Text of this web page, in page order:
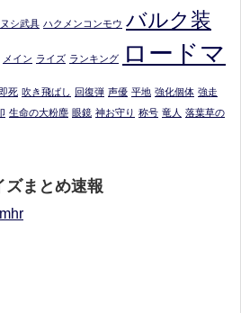
ヌシ武具 ハクメンコンモウ バルク装
メイン ライズ ランキング
ロードマ
死 吹き飛ばし 回復弾 声優 平地 強化個体 強走
生命の大粉塵 眼鏡 神お守り 称号 竜人 落葉草の
まとめ速報